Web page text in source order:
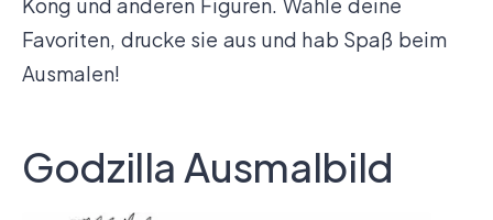
Favoriten, drucke sie aus und hab Spaß beim
Ausmalen!
Godzilla Ausmalbild